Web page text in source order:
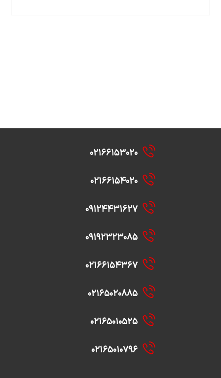
۰۲۱۶۶۱۵۳۰۲۰
۰۲۱۶۶۱۵۴۰۲۰
۰۹۱۲۴۴۳۱۶۲۷
۰۹۱۹۲۳۲۳۰۸۵
۰۲۱۶۶۱۵۴۳۶۷
۰۲۱۶۵۰۲۰۸۸۵
۰۲۱۶۵۰۱۰۵۲۵
۰۲۱۶۵۰۱۰۷۹۶